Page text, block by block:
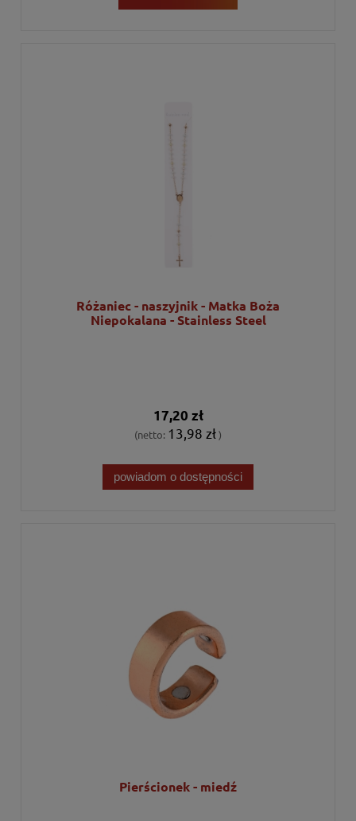
Różaniec - naszyjnik - Matka Boża
Niepokalana - Stainless Steel
17,20 zł
(netto: 13,98 zł)
powiadom o dostępności
Pierścionek - miedź